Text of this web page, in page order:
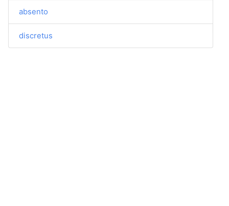
absento
discretus